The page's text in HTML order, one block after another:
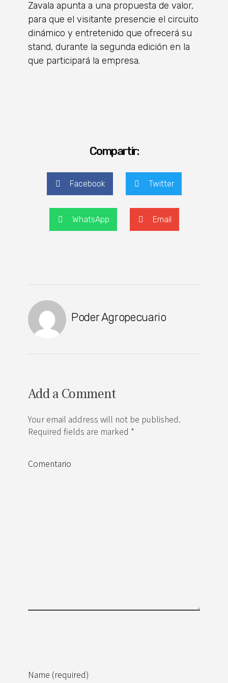
Zavala apunta a una propuesta de valor,
para que el visitante presencie el circuito
dinámico y entretenido que ofrecerá su
stand, durante la segunda edición en la
que participará la empresa.
Compartir:
Facebook Twitter
WhatsApp Email
Poder Agropecuario
Add a Comment
Your email address will not be published.
Required fields are marked *
Name (required)
Comentario